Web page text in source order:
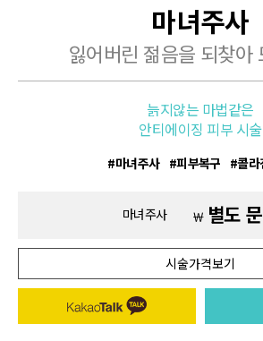
마녀주사
잃어버린 젊음을 되찾아
늙지않는 마법같은
안티에이징 피부 시술
마녀주사 피부복구 콜
마녀주사 ￦ 별도
시술가격보기